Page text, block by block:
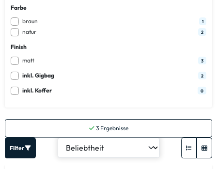
Farbe
braun
1
natur 2
Finish
matt
3
inkl. Gigbag 2
inkl. Koffer 0
3Ergebnisse
Filter